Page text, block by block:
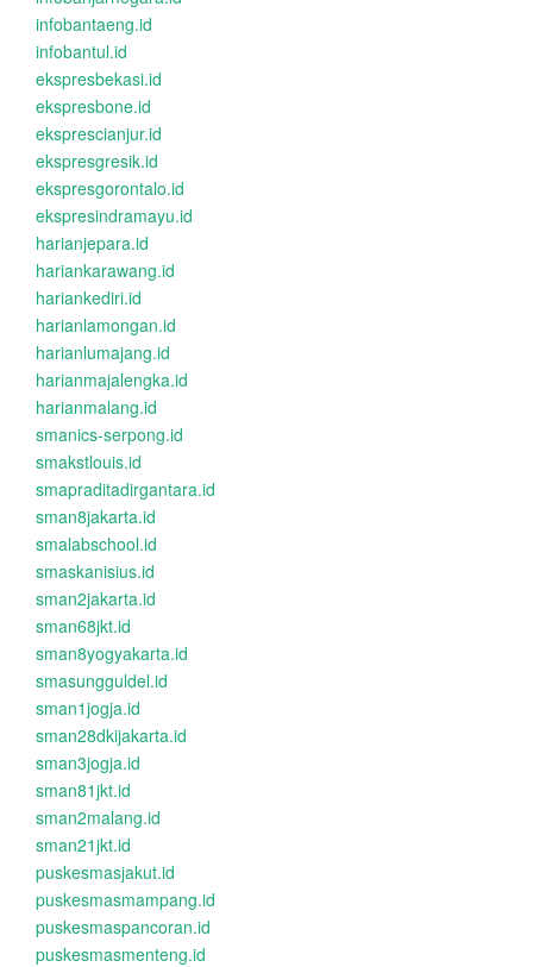
infobantaeng.id
infobantul.id
ekspresbekasi.id
ekspresbone.id
eksprescianjur.id
ekspresgresik.id
ekspresgorontalo.id
ekspresindramayu.id
harianjepara.id
hariankarawang.id
hariankediri.id
harianlamongan.id
harianlumajang.id
harianmajalengka.id
harianmalang.id
smanics-serpong.id
smakstlouis.id
smapraditadirgantara.id
sman8jakarta.id
smalabschool.id
smaskanisius.id
sman2jakarta.id
sman68jkt.id
sman8yogyakarta.id
smasungguldel.id
sman1jogja.id
sman28dkijakarta.id
sman3jogja.id
sman81jkt.id
sman2malang.id
sman21jkt.id
puskesmasjakut.id
puskesmasmampang.id
puskesmaspancoran.id
puskesmasmenteng.id